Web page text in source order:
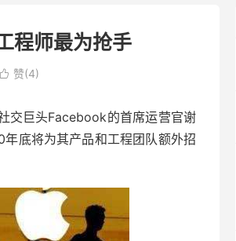
程师最为抢手
赞(4)
交巨头Facebook的首席运营官谢
底将为其产品和工程团队额外招